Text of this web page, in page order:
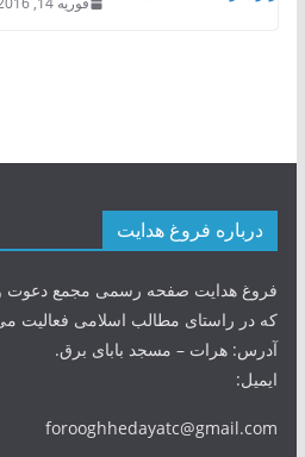
درباره فروغ هدایت
فروغ هدایت صفحه رسمی مجمع دعوت و
که در راستای مطالب اسلامی فعالیت
آدرس: هرات – مسجد بابای برق.
ایمیل:
forooghhedayatc@gmail.com